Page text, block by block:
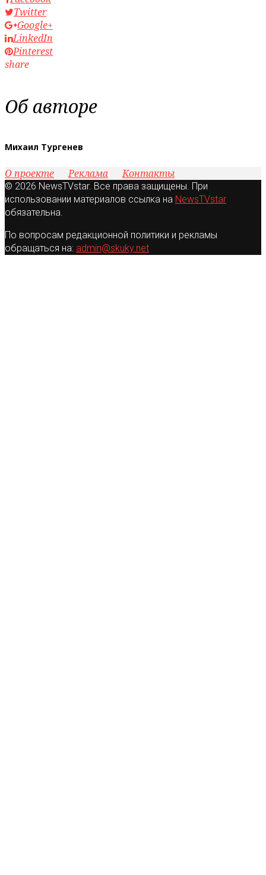
Twitter
Google+
LinkedIn
Pinterest
share
Об авторе
Михаил Тургенев
О проекте Реклама Контакты
© 2026 NewsTVstar. Все права защищены. При
использовании материалов ссылка на NewsTVstar
обязательна.
По вопросам редакционной политики и рекламы
обращаться на: admin@skuky.net